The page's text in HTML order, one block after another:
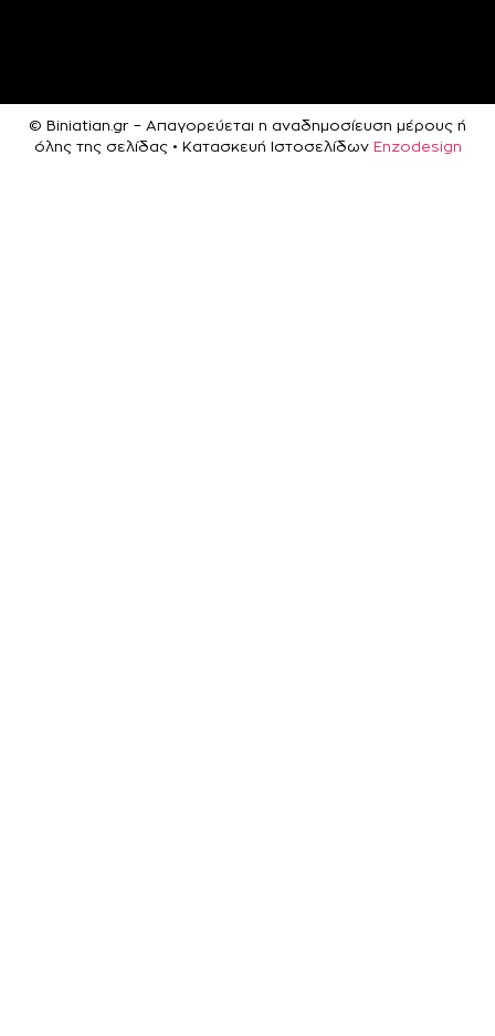
© Biniatian.gr – Απαγορεύεται η αναδημοσίευση μέρους ή
όλης της σελίδας • Κατασκευή Ιστοσελίδων Enzodesign